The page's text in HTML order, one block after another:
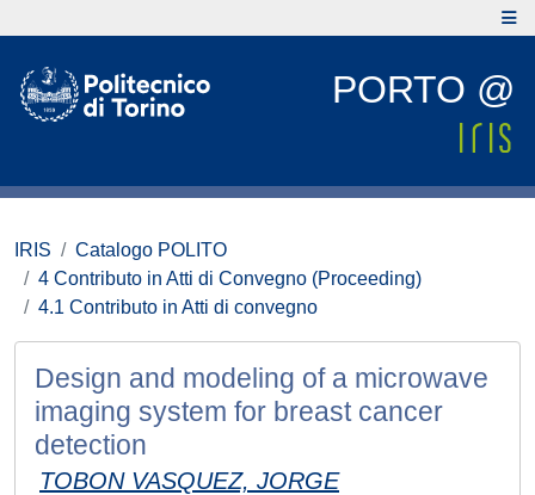
PORTO @
IRIS
Catalogo POLITO
4 Contributo in Atti di Convegno (Proceeding)
4.1 Contributo in Atti di convegno
Design and modeling of a microwave
imaging system for breast cancer
detection
TOBON VASQUEZ, JORGE